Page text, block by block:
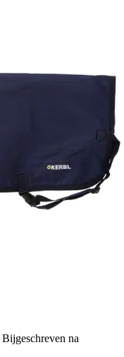
Bijgeschreven na